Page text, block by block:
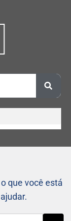
que você está